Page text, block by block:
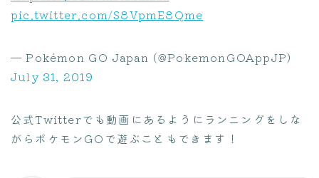
pic.twitter.com/S8VpmE8Qme
— Pokémon GO Japan (@PokemonGOAppJP)
July 31, 2019
公式Twitterでも動画にあるようにランニングをしな
がらポケモンGOで遊ぶこともできます！